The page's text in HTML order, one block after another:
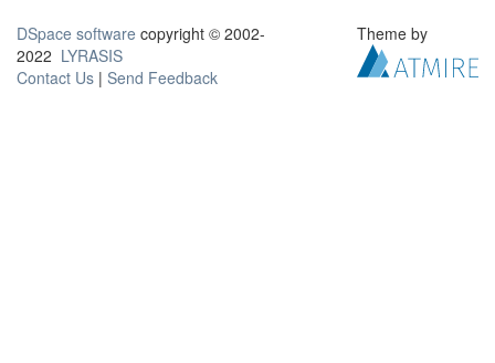
DSpace software copyright © 2002-
2022 LYRASIS
Contact Us | Send Feedback
Theme by